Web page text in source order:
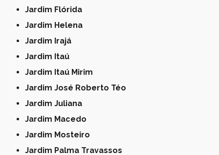
Jardim Flórida
Jardim Helena
Jardim Irajá
Jardim Itaú
Jardim Itaú Mirim
Jardim José Roberto Téo
Jardim Juliana
Jardim Macedo
Jardim Mosteiro
Jardim Palma Travassos